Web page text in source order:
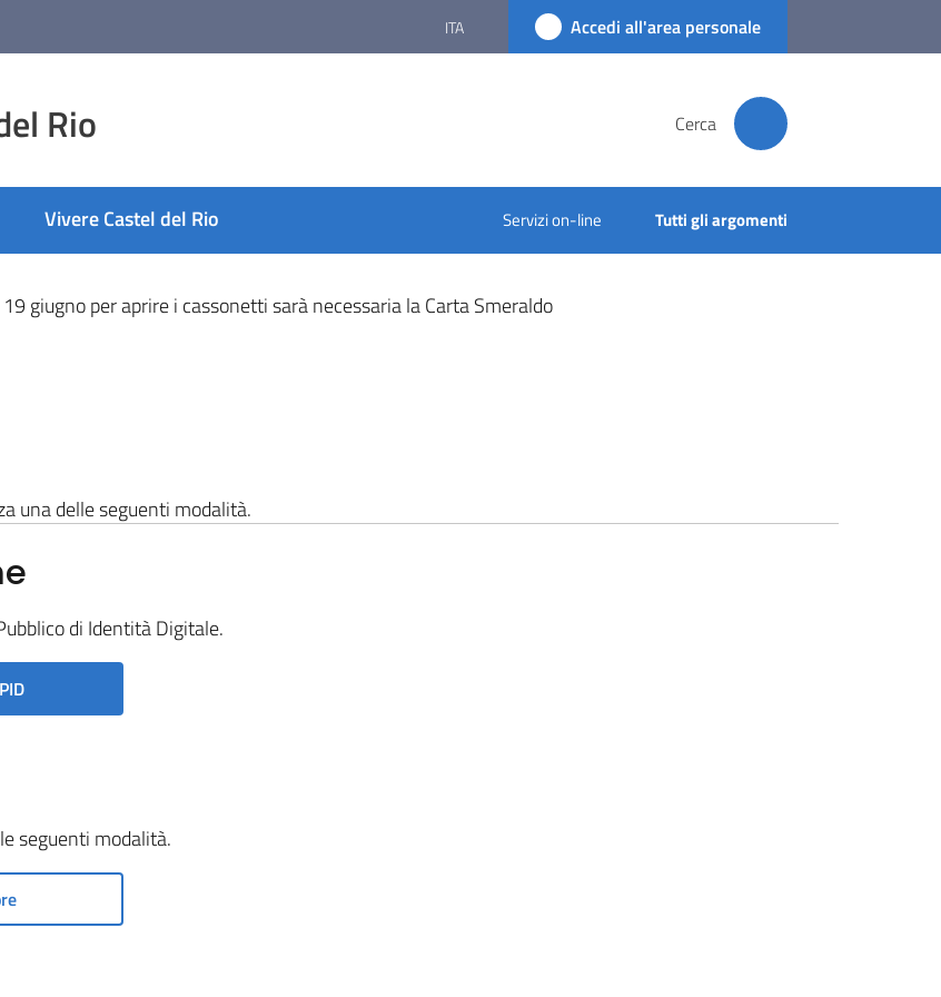
ITA Accedi all'area personale
Rio Cerca
Vivere Castel del Rio Servizi on-line Tutti gli argomenti
giugno per aprire i cassonetti sarà necessaria la Carta Smeraldo
una delle seguenti modalità.
di Identità Digitale.
seguenti modalità.